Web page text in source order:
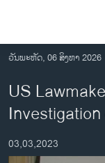
ເຂົ້າ
ຫາ
ຂ້າມ
ຂ້າມ
ໄປ
ລາວ
ອາເມຣິກາ
ການເລືອກຕັ້ງ ປະທາ
ວັນພະຫັດ, 06 ສິງຫາ 2026
US
03,03,2023